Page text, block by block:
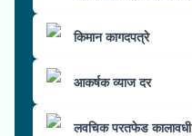
किमान कागदपत्रे
आकर्षक व्याज दर
लवचिक परतफेड कालावधी